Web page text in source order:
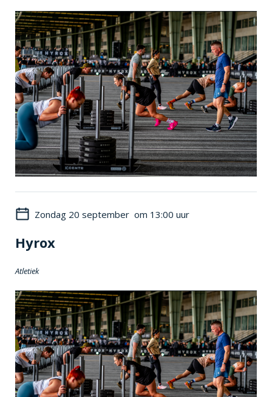
Zondag 20 september om 13:00 uur
Hyrox
Atletiek